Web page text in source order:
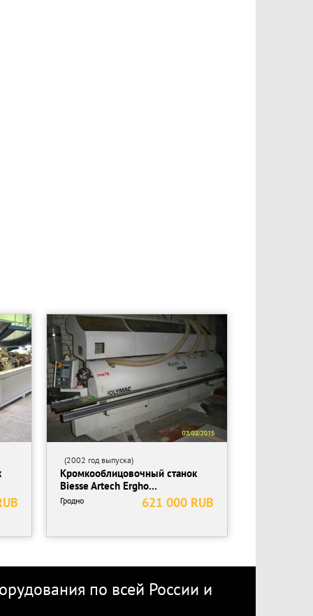
(2002 год выпуска)
Кромкооблицовочный станок
Biesse Artech Ergho...
621 000 RUB
Гродно
по всей России и